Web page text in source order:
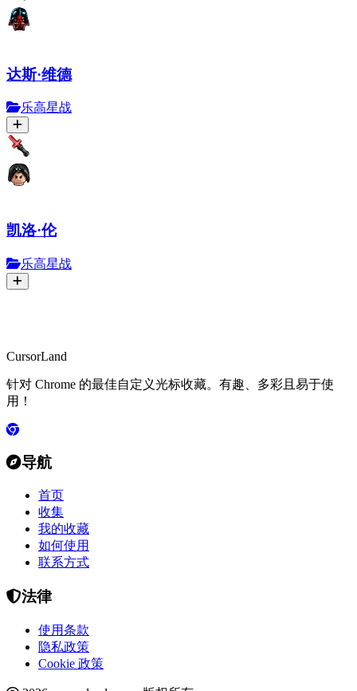
达斯·维德
乐高星战
凯洛·伦
乐高星战
CursorLand
针对 Chrome 的最佳自定义光标收藏。有趣、多彩且易于使
用！
导航
首页
收集
我的收藏
如何使用
联系方式
法律
使用条款
隐私政策
Cookie 政策